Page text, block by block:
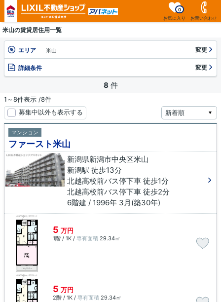
お気に入り
0
お問い合わせ
米山の賃貸居住用一覧
エリア 米山 変更
詳細条件 変更
8 件
1～8件表示 /8件
募集中以外も表示する
マンション
ファースト米山
新潟県新潟市中央区米山
新潟駅 徒歩13分
北越高校前バス停下車 徒歩1分
北越高校前バス停下車 徒歩2分
6階建 / 1996年 3月(築30年)
5 万円
1階 / 1K / 専有面積 29.34㎡
5 万円
2階 / 1K / 専有面積 29.34㎡